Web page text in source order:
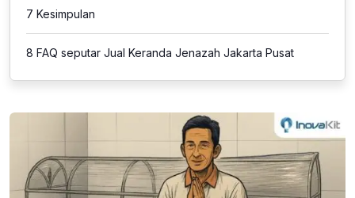
7 Kesimpulan
8 FAQ seputar Jual Keranda Jenazah Jakarta Pusat